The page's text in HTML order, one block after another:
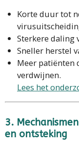
Korte duur tot
Sterkere daling
Sneller herstel
Meer patiënten
verdwijnen.
Lees het
3.
en ontsteking